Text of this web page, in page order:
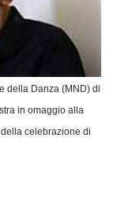
della Danza (MND) di
in omaggio alla
celebrazione di